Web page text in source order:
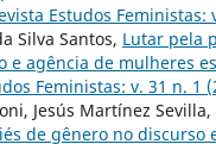
Estudos Feministas:
Silva Santos, Lutar pela
e agência de mulheres
Feministas: v. 31 n. 1
Jesús Martínez
de gênero no discurso